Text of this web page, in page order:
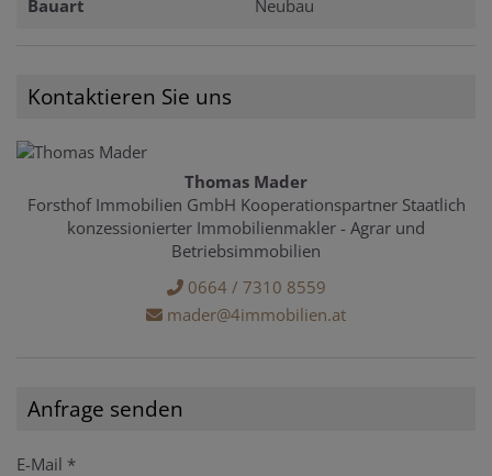
Bauart Neubau
Kontaktieren Sie uns
Thomas Mader
Forsthof Immobilien GmbH Kooperationspartner Staatlich
konzessionierter Immobilienmakler - Agrar und
Betriebsimmobilien
0664 / 7310 8559
mader@4immobilien.at
Anfrage senden
E-Mail